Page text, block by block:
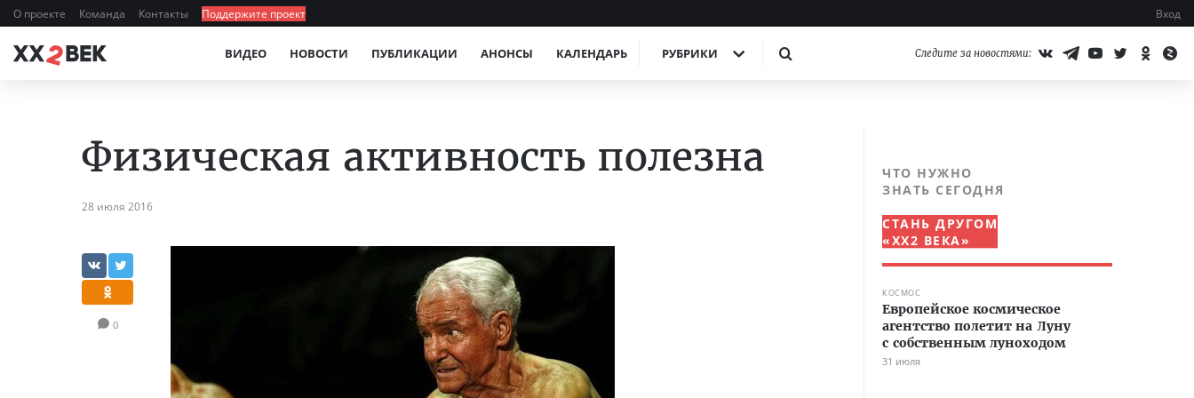
О проекте Команда Контакты Поддержите проект Вход
ВИДЕО НОВОСТИ ПУБЛИКАЦИИ АНОНСЫ КАЛЕНДАРЬ РУБРИКИ Следите за новостями:
Физическая активность полезна
28 июля 2016
0
ЧТО НУЖНО
ЗНАТЬ СЕГОДНЯ
СТАНЬ ДРУГОМ
«XX2 ВЕКА»
КОСМОС
Европейское космическое
агентство полетит на Луну
с собственным луноходом
31 июля